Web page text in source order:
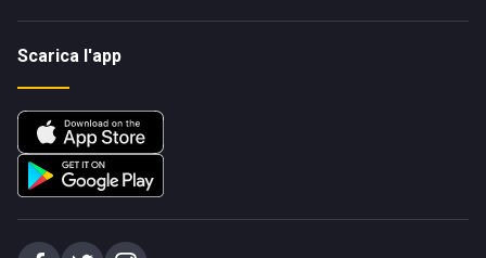
Scarica l'app